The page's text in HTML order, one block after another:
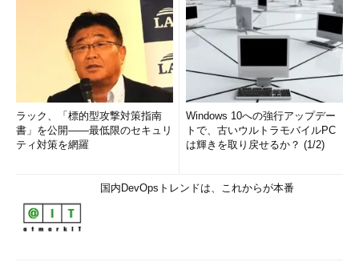
ラック、「標的型攻撃対策指南
書」を公開――最低限のセキュリ
ティ対策を網羅
Windows 10への強行アップデー
トで、古いウルトラモバイルPC
は輝きを取り戻せるか？ (1/2)
国内DevOpsトレンドは、これからが本番